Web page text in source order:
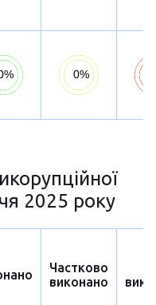
2025 року
Частково
виконано